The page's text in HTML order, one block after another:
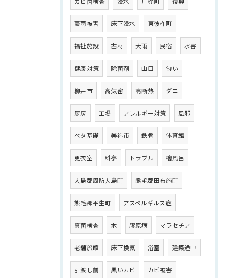
豪雨被害 床下浸水 東彼杵町
福祉施設 古材 大雨 民宿 水害
健康対策 除菌剤 山口 匂い
柳井市 高気密 高断熱 ダニ
厨房 工場 アレルギー対策 風邪
ベタ基礎 美祢市 鉄骨 体育館
更衣室 料亭 トラブル 檜風呂
大島郡周防大島町 熊毛郡田布施町
熊毛郡平生町 アスペルギルス症
真菌検査 木 膠原病 マラセチア
老舗旅館 床下換気 浴室 建築途中
引渡し前 黒いカビ カビ被害